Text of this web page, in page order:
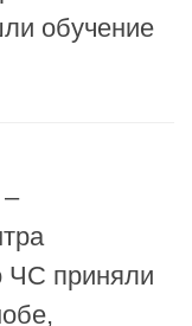
обучение
ЧС приняли